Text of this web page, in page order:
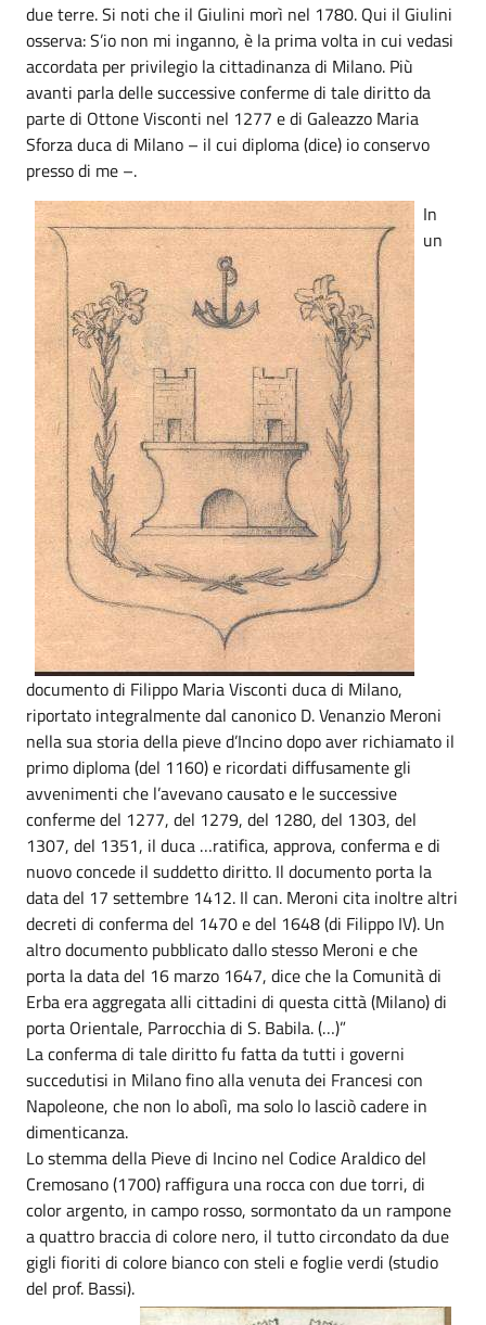
due terre. Si noti che il Giulini morì nel 1780. Qui il Giulini
osserva: S’io non mi inganno, è la prima volta in cui vedasi
accordata per privilegio la cittadinanza di Milano. Più
avanti parla delle successive conferme di tale diritto da
parte di Ottone Visconti nel 1277 e di Galeazzo Maria
Sforza duca di Milano – il cui diploma (dice) io conservo
presso di me –.
In
un
documento di Filippo Maria Visconti duca di Milano,
riportato integralmente dal canonico D. Venanzio Meroni
nella sua storia della pieve d’Incino dopo aver richiamato il
primo diploma (del 1160) e ricordati diffusamente gli
avvenimenti che l’avevano causato e le successive
conferme del 1277, del 1279, del 1280, del 1303, del
1307, del 1351, il duca …ratifica, approva, conferma e di
nuovo concede il suddetto diritto. Il documento porta la
data del 17 settembre 1412. Il can. Meroni cita inoltre altri
decreti di conferma del 1470 e del 1648 (di Filippo IV). Un
altro documento pubblicato dallo stesso Meroni e che
porta la data del 16 marzo 1647, dice che la Comunità di
Erba era aggregata alli cittadini di questa città (Milano) di
porta Orientale, Parrocchia di S. Babila. (…)”
La conferma di tale diritto fu fatta da tutti i governi
succedutisi in Milano fino alla venuta dei Francesi con
Napoleone, che non lo abolì, ma solo lo lasciò cadere in
dimenticanza.
Lo stemma della Pieve di Incino nel Codice Araldico del
Cremosano (1700) raffigura una rocca con due torri, di
color argento, in campo rosso, sormontato da un rampone
a quattro braccia di colore nero, il tutto circondato da due
gigli fioriti di colore bianco con steli e foglie verdi (studio
del prof. Bassi).